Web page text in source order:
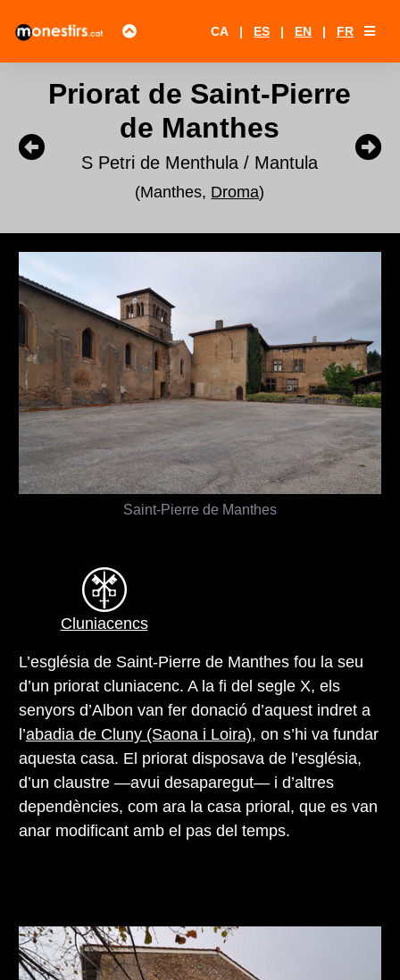
CA | ES | EN | FR
Priorat de Saint-Pierre
de Manthes
S Petri de Menthula / Mantula
(Manthes, Droma)
Saint-Pierre de Manthes
Cluniacencs
L’església de Saint-Pierre de Manthes fou la seu
d’un priorat cluniacenc. A la fi del segle X, els
senyors d’Albon van fer donació d’aquest indret a
l’abadia de Cluny (Saona i Loira), on s’hi va fundar
aquesta casa. El priorat disposava de l’església,
d’un claustre —avui desaparegut— i d’altres
dependències, com ara la casa prioral, que es van
anar modificant amb el pas del temps.